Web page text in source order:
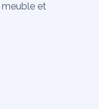
meuble et